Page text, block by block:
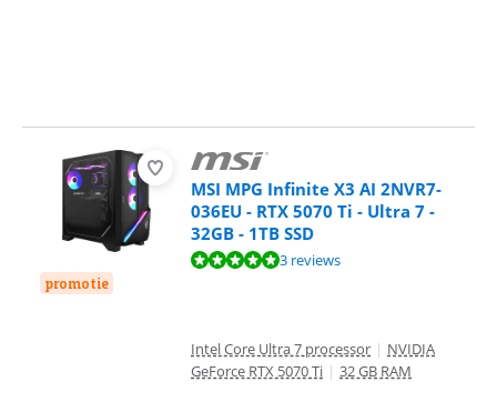
promotie
MSI MPG Infinite X3 AI 2NVR7-
036EU - RTX 5070 Ti - Ultra 7 -
32GB - 1TB SSD
Beoordeling is 9,6 van de 10, gebaseerd op 3 reviews.
3 reviews
Intel Core Ultra 7 processor | NVIDIA
GeForce RTX 5070 Ti | 32 GB RAM